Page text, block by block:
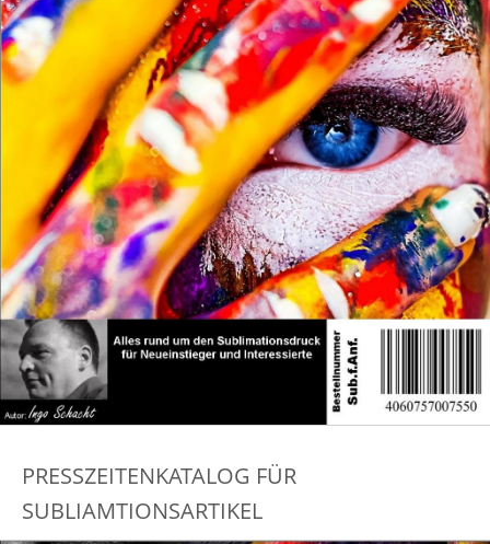
PRESSZEITENKATALOG FÜR
SUBLIAMTIONSARTIKEL